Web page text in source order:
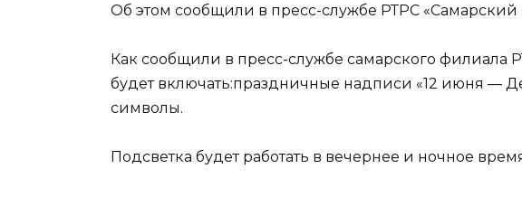
Об этом сообщили в пресс-службе РТРС
Как сообщили в пресс-службе самарского филиала
будет включать:праздничные надписи «12 июня —
символы.
Подсветка будет работать в вечернее и ночное